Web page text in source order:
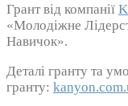
Грант від компанії
«Молодіжне
Навичок».
Деталі гранту та
гранту: